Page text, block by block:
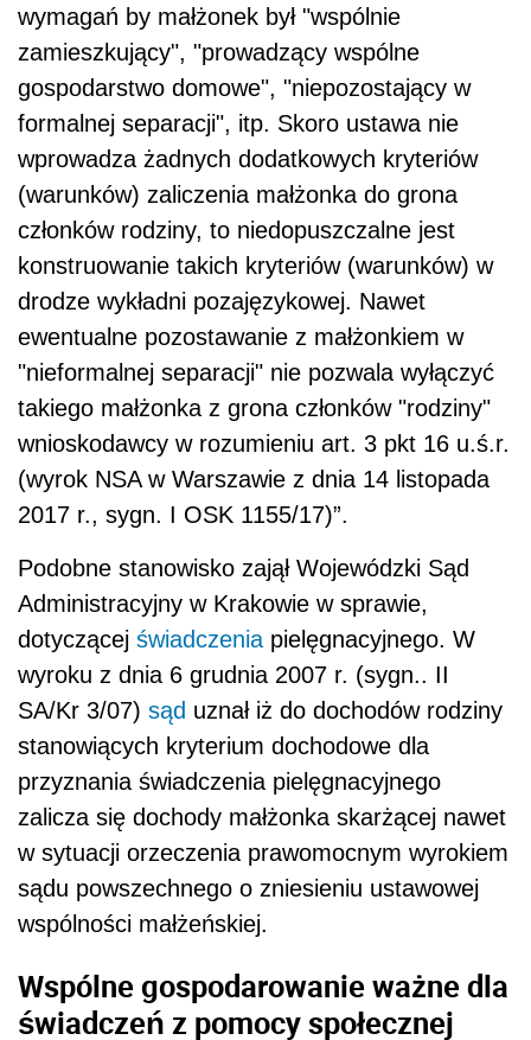
wymagań by małżonek był "wspólnie
zamieszkujący", "prowadzący wspólne
gospodarstwo domowe", "niepozostający w
formalnej separacji", itp. Skoro ustawa nie
wprowadza żadnych dodatkowych kryteriów
(warunków) zaliczenia małżonka do grona
członków rodziny, to niedopuszczalne jest
konstruowanie takich kryteriów (warunków) w
drodze wykładni pozajęzykowej. Nawet
ewentualne pozostawanie z małżonkiem w
"nieformalnej separacji" nie pozwala wyłączyć
takiego małżonka z grona członków "rodziny"
wnioskodawcy w rozumieniu art. 3 pkt 16 u.ś.r.
(wyrok NSA w Warszawie z dnia 14 listopada
2017 r., sygn. I OSK 1155/17)”.
Podobne stanowisko zajął Wojewódzki Sąd
Administracyjny w Krakowie w sprawie,
dotyczącej świadczenia pielęgnacyjnego. W
wyroku z dnia 6 grudnia 2007 r. (sygn.. II
SA/Kr 3/07) sąd uznał iż do dochodów rodziny
stanowiących kryterium dochodowe dla
przyznania świadczenia pielęgnacyjnego
zalicza się dochody małżonka skarżącej nawet
w sytuacji orzeczenia prawomocnym wyrokiem
sądu powszechnego o zniesieniu ustawowej
wspólności małżeńskiej.
Wspólne gospodarowanie ważne dla
świadczeń z pomocy społecznej